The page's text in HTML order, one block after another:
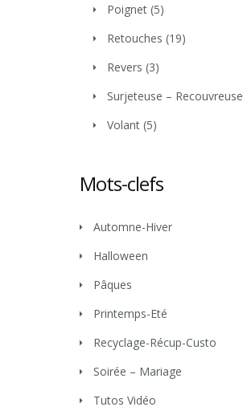
Poignet (5)
Retouches (19)
Revers (3)
Surjeteuse – Recouvreuse
Volant (5)
Mots-clefs
Automne-Hiver
Halloween
Pâques
Printemps-Eté
Recyclage-Récup-Custo
Soirée – Mariage
Tutos Vidéo